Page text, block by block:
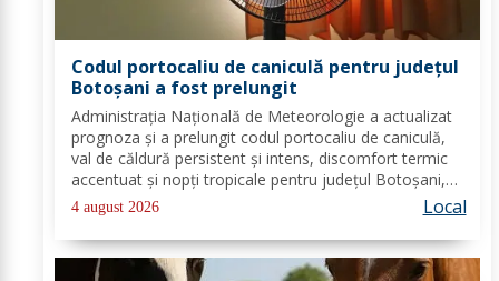
Codul portocaliu de caniculă pentru județul
Botoșani a fost prelungit
Administrația Națională de Meteorologie a actualizat
prognoza și a prelungit codul portocaliu de caniculă,
val de căldură persistent și intens, discomfort termic
accentuat și nopți tropicale pentru județul Botoșani,
până joi, la ora 10:00. Temperaturile maxime vor fi
cuprinse între 35 și 39 de...
4 august 2026 Local